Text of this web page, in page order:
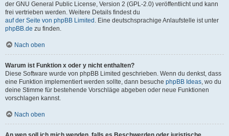
der GNU General Public License, Version 2 (GPL-2.0) veröffentlicht und kann
frei vertrieben werden. Weitere Details findest du
auf der Seite von phpBB Limited . Eine deutschsprachige Anlaufstelle ist unter
phpBB.de zu finden.
Nach oben
Warum ist Funktion x oder y nicht enthalten?
Diese Software wurde von phpBB Limited geschrieben. Wenn du denkst, dass
eine Funktion implementiert werden sollte, dann besuche phpBB Ideas, wo du
deine Stimme für bestehende Vorschläge abgeben oder neue Funktionen
vorschlagen kannst.
Nach oben